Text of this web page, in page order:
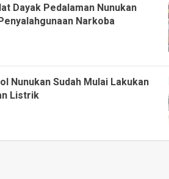
Dayak Pedalaman Nunukan
Narkoba
Nunukan Sudah Mulai Lakukan
Listrik